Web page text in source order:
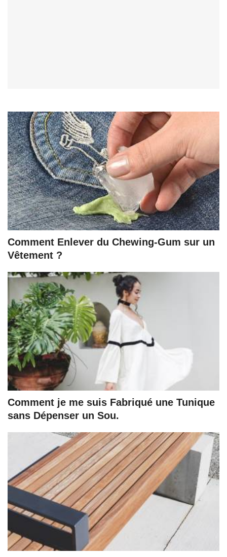
Comment Enlever du Chewing-Gum sur un
Vêtement ?
Comment je me suis Fabriqué une Tunique
sans Dépenser un Sou.